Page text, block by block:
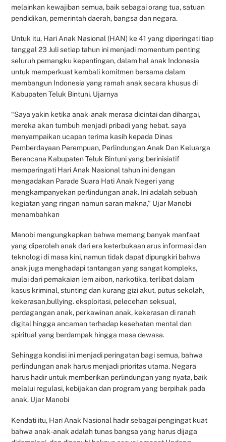
melainkan kewajiban semua, baik sebagai orang tua, satuan
pendidikan, pemerintah daerah, bangsa dan negara.
Untuk itu, Hari Anak Nasional (HAN) ke 41 yang diperingati tiap
tanggal 23 Juli setiap tahun ini menjadi momentum penting
seluruh pemangku kepentingan, dalam hal anak Indonesia
untuk memperkuat kembali komitmen bersama dalam
membangun Indonesia yang ramah anak secara khusus di
Kabupaten Teluk Bintuni. Ujarnya
“Saya yakin ketika anak-anak merasa dicintai dan dihargai,
mereka akan tumbuh menjadi pribadi yang hebat. saya
menyampaikan ucapan terima kasih kepada Dinas
Pemberdayaan Perempuan, Perlindungan Anak Dan Keluarga
Berencana Kabupaten Teluk Bintuni yang berinisiatif
memperingati Hari Anak Nasional tahun ini dengan
mengadakan Parade Suara Hati Anak Negeri yang
mengkampanyekan perlindungan anak. Ini adalah sebuah
kegiatan yang ringan namun saran makna,” Ujar Manobi
menambahkan
Manobi mengungkapkan bahwa memang banyak manfaat
yang diperoleh anak dari era keterbukaan arus informasi dan
teknologi di masa kini, namun tidak dapat dipungkiri bahwa
anak juga menghadapi tantangan yang sangat kompleks,
mulai dari pemakaian lem aibon, narkotika, terlibat dalam
kasus kriminal, stunting dan kurang gizi akut, putus sekolah,
kekerasan,bullying. eksploitasi, pelecehan seksual,
perdagangan anak, perkawinan anak, kekerasan di ranah
digital hingga ancaman terhadap kesehatan mental dan
spiritual yang berdampak hingga masa dewasa.
Sehingga kondisi ini menjadi peringatan bagi semua, bahwa
perlindungan anak harus menjadi prioritas utama. Negara
harus hadir untuk memberikan perlindungan yang nyata, baik
melalui regulasi, kebijakan dan program yang berpihak pada
anak. Ujar Manobi
Kendati itu, Hari Anak Nasional hadir sebagai pengingat kuat
bahwa anak-anak adalah tunas bangsa yang harus dijaga